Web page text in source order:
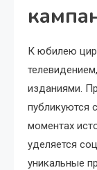
К юбилею
изданиями.
публикуются
моментах
уделяется
уникальные